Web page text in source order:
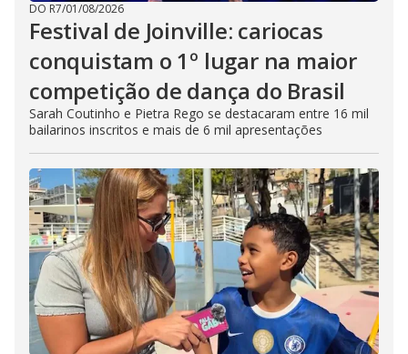
DO R7/01/08/2026
Festival de Joinville: cariocas
conquistam o 1º lugar na maior
competição de dança do Brasil
Sarah Coutinho e Pietra Rego se destacaram entre 16 mil
bailarinos inscritos e mais de 6 mil apresentações